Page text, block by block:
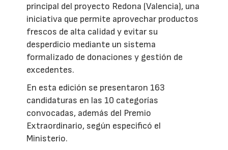
principal del proyecto Redona (Valencia), una
iniciativa que permite aprovechar productos
frescos de alta calidad y evitar su
desperdicio mediante un sistema
formalizado de donaciones y gestión de
excedentes.
En esta edición se presentaron 163
candidaturas en las 10 categorías
convocadas, además del Premio
Extraordinario, según especificó el
Ministerio.